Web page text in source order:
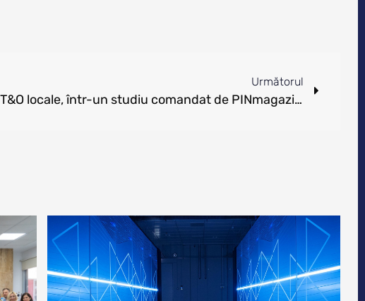
Următorul
Imaginea firmelor IT&O locale, într-un studiu comandat de PINmagazine.ro